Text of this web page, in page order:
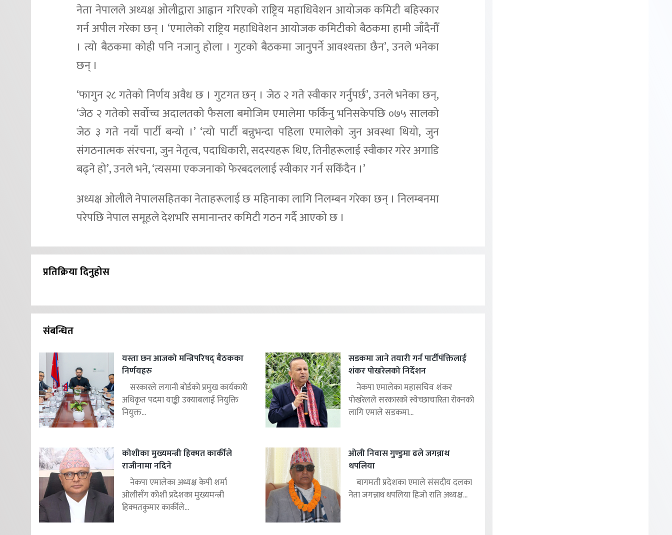
नेता नेपालले अध्यक्ष ओलीद्वारा आह्वान गरिएको राष्ट्रिय महाधिवेशन आयोजक कमिटी बहिस्कार
गर्न अपील गरेका छन् । ‘एमालेको राष्ट्रिय महाधिवेशन आयोजक कमिटीको बैठकमा हामी जाँदैनौँ
। त्यो बैठकमा कोही पनि नजानु होला । गुटको बैठकमा जानुुपर्ने आवश्यक्ता छैन’, उनले भनेका
छन् ।
‘फागुन २८ गतेको निर्णय अवैध छ । गुटगत छन् । जेठ २ गते स्वीकार गर्नुपर्छ’, उनले भनेका छन्,
‘जेठ २ गतेको सर्वोच्च अदालतको फैसला बमोजिम एमालेमा फर्किनु भनिसकेपछि ०७५ सालको
जेठ ३ गते नयाँ पार्टी बन्यो ।’ ‘त्यो पार्टी बन्नुभन्दा पहिला एमालेको जुन अवस्था थियो, जुन
संगठनात्मक संरचना, जुन नेतृत्व, पदाधिकारी, सदस्यहरू थिए, तिनीहरूलाई स्वीकार गरेर अगाडि
बढ्ने हो’, उनले भने, ‘त्यसमा एकजनाको फेरबदललाई स्वीकार गर्न सकिँदैन ।’
अध्यक्ष ओलीले नेपालसहितका नेताहरूलाई छ महिनाका लागि निलम्बन गरेका छन् । निलम्बनमा
परेपछि नेपाल समूहले देशभरि समानान्तर कमिटी गठन गर्दै आएको छ ।
प्रतिक्रिया दिनुहोस
संबन्धित
यस्ता छन आजको मन्त्रिपरिषद् बैठकका
निर्णयहरु
सरकारले लगानी बोर्डको प्रमुख कार्यकारी
अधिकृत पदमा याङ्की उक्याबलाई नियुक्ति
नियुक्त...
सडकमा जाने तयारी गर्न पार्टीपंक्तिलाई
शंकर पोखरेलको निर्देशन
नेकपा एमालेका महासचिव शंकर
पोखरेलले सरकारको स्वेच्छाचारिता रोक्नको
लागि एमाले सडकमा...
कोशीका मुख्यमन्त्री हिक्मत कार्कीले
राजीनामा नदिने
नेकपा एमालेका अध्यक्ष केपी शर्मा
ओलीसँग कोशी प्रदेशका मुख्यमन्त्री
हिक्मतकुमार कार्कीले...
ओली निवास गुण्डुमा ढले जगन्नाथ
थपलिया
बागमती प्रदेशका एमाले संसदीय दलका
नेता जगन्नाथ थपलिया हिजो राति अध्यक्ष...